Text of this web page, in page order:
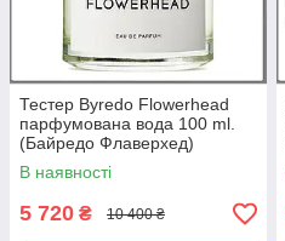
Тестер Byredo Flowerhead
парфумована вода 100 ml.
(Байредо Флаверхед)
В наявності
5 720 ₴ 10 400 ₴